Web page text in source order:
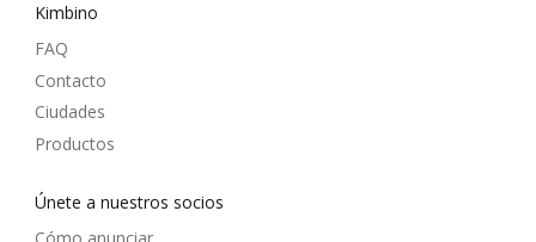
Kimbino
FAQ
Contacto
Ciudades
Productos
Únete a nuestros socios
Cómo anunciar